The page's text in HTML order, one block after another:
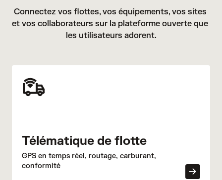
Connectez vos flottes, vos équipements, vos sites
et vos collaborateurs sur la plateforme ouverte que
les utilisateurs adorent.
Télématique de flotte
GPS en temps réel, routage, carburant,
conformité